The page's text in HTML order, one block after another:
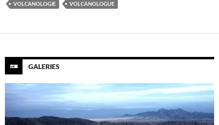
VOLCANOLOGIE
VOLCANOLOGUE
GALERIES